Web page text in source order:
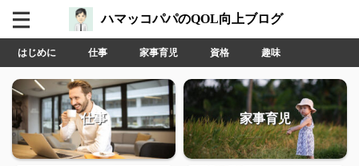
ハマッコパパのQOL向上ブログ
はじめに 仕事 家事育児 資格 趣味
仕事 家事育児